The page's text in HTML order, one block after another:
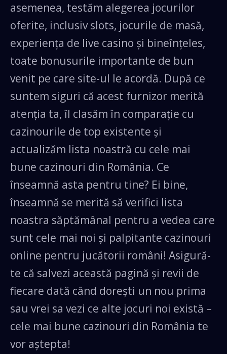
asemenea, testăm alegerea jocurilor
oferite, inclusiv slots, jocurile de masă,
experiența de live casino și bineînțeles,
toate bonusurile importante de bun
venit pe care site-ul le acordă. După ce
suntem siguri că acest furnizor merită
atenția ta, îl clasăm în comparație cu
cazinourile de top existente și
actualizăm lista noastră cu cele mai
bune cazinouri din România. Ce
înseamnă asta pentru tine? Ei bine,
înseamnă se merită să verifici lista
noastra săptămânal pentru a vedea care
sunt cele mai noi și palpitante cazinouri
online pentru jucătorii români! Asigură-
te că salvezi această pagină și revii de
fiecare dată când dorești un nou prima
sau vrei sa vezi ce alte jocuri noi există –
cele mai bune cazinouri din România te
vor aștepta!